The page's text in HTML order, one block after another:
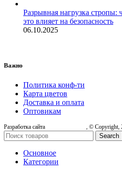
Разрывная нагрузка
это влияет на безопасность
06.10.2025
Важно
Политика конф-ти
Карта цветов
Доставка и оплата
Оптовикам
Разработка сайта , © Copyright,
Search
Основное
Категории